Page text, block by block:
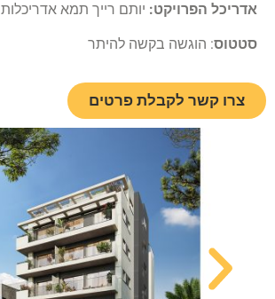
אדריכל הפרויקט: יותם רייך תמא אדריכלות
סטטוס: הוגשה בקשה להיתר
צרו קשר לקבלת פרטים